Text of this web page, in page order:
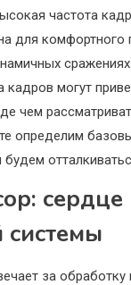
частота
для комфортного
кадров могут
чем
определим
системы
за